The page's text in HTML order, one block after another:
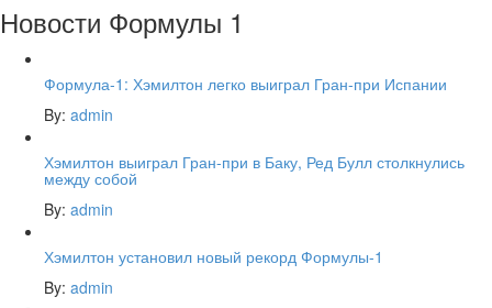
Новости Формулы 1
Формула-1: Хэмилтон легко выиграл Гран-при Испании
By: admin
Хэмилтон выиграл Гран-при в Баку, Ред Булл столкнулись
между собой
By: admin
Хэмилтон установил новый рекорд Формулы-1
By: admin